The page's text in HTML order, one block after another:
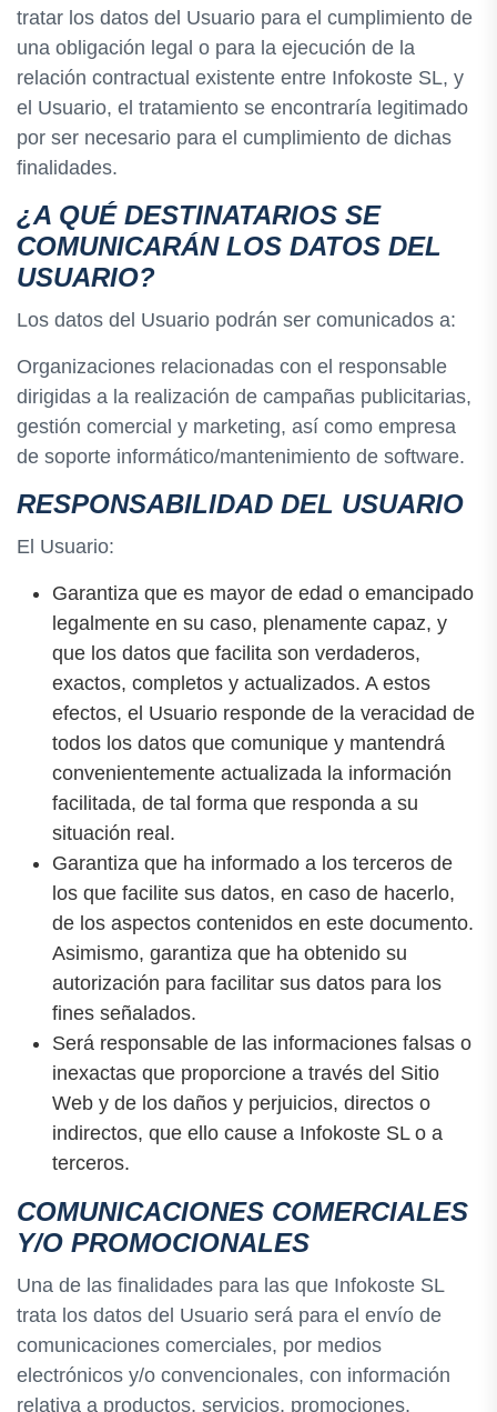
tratar los datos del Usuario para el cumplimiento de
una obligación legal o para la ejecución de la
relación contractual existente entre Infokoste SL, y
el Usuario, el tratamiento se encontraría legitimado
por ser necesario para el cumplimiento de dichas
finalidades.
¿A QUÉ DESTINATARIOS SE
COMUNICARÁN LOS DATOS DEL
USUARIO?
Los datos del Usuario podrán ser comunicados a:
Organizaciones relacionadas con el responsable
dirigidas a la realización de campañas publicitarias,
gestión comercial y marketing, así como empresa
de soporte informático/mantenimiento de software.
RESPONSABILIDAD DEL USUARIO
El Usuario:
Garantiza que es mayor de edad o emancipado
legalmente en su caso, plenamente capaz, y
que los datos que facilita son verdaderos,
exactos, completos y actualizados. A estos
efectos, el Usuario responde de la veracidad de
todos los datos que comunique y mantendrá
convenientemente actualizada la información
facilitada, de tal forma que responda a su
situación real.
Garantiza que ha informado a los terceros de
los que facilite sus datos, en caso de hacerlo,
de los aspectos contenidos en este documento.
Asimismo, garantiza que ha obtenido su
autorización para facilitar sus datos para los
fines señalados.
Será responsable de las informaciones falsas o
inexactas que proporcione a través del Sitio
Web y de los daños y perjuicios, directos o
indirectos, que ello cause a Infokoste SL o a
terceros.
COMUNICACIONES COMERCIALES
Y/O PROMOCIONALES
Una de las finalidades para las que Infokoste SL
trata los datos del Usuario será para el envío de
comunicaciones comerciales, por medios
electrónicos y/o convencionales, con información
relativa a productos, servicios, promociones,